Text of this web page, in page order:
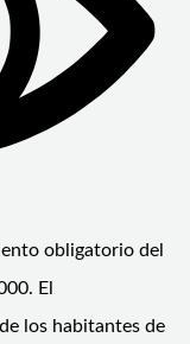
obligatorio del
El
los habitantes de